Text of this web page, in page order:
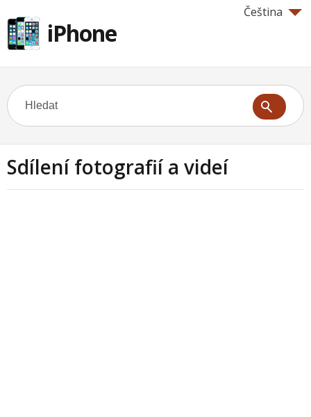
Čeština
iPhone
Sdílení fotografií a videí